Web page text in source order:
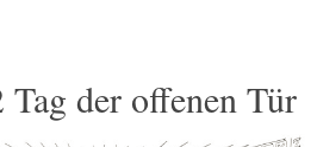
Tag der offenen Tür